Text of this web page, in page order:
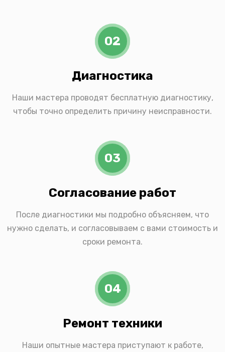
02
Диагностика
Наши мастера проводят бесплатную диагностику,
чтобы точно определить причину неисправности.
03
Согласование работ
После диагностики мы подробно объясняем, что
нужно сделать, и согласовываем с вами стоимость и
сроки ремонта.
04
Ремонт техники
Наши опытные мастера приступают к работе,